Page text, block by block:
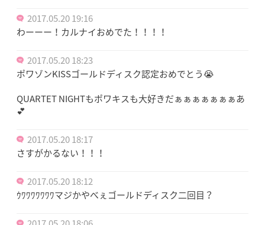
2017.05.20 19:16
わーーー！カルナイおめでた！！！！
2017.05.20 18:23
ポワゾンKISSゴールドディスク認定おめでとう😭
QUARTET NIGHTもポワキスも大好きだぁぁぁぁぁぁぁあ
💕
2017.05.20 18:17
さすがかるない！！！
2017.05.20 18:12
ｳﾜﾜﾜﾜﾜﾜﾜマジかやべぇゴールドディスク二回目？